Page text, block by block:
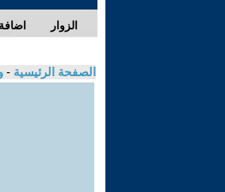
الزوار
الصفحة الرئيسية -